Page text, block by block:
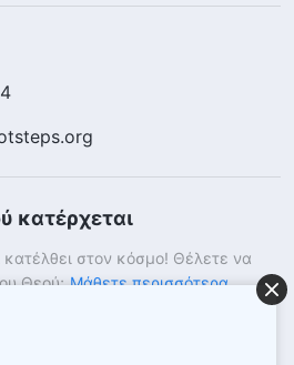
κατέρχεται
κατέλθει στον κόσμο! Θέλετε να
Θεού; Μάθετε περισσότερα
μας μέσω Messenger